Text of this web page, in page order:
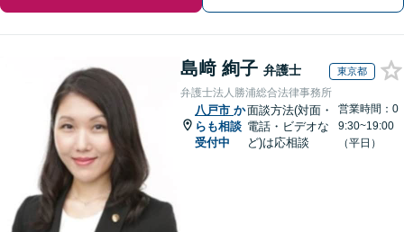
島﨑 絢子 弁護士 東京都
弁護士法人勝浦総合法律事務所
八戸市 か
らも相談
受付中
面談方法(対面・
電話・ビデオな
ど)は応相談
営業時間：0
9:30~19:00
（平日）